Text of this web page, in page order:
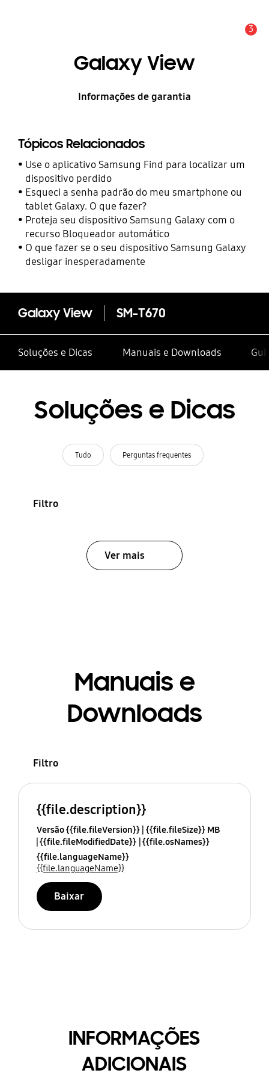
3
Galaxy View
Informações de garantia
Tópicos Relacionados
Use o aplicativo Samsung Find para localizar um
dispositivo perdido
Esqueci a senha padrão do meu smartphone ou
tablet Galaxy. O que fazer?
Proteja seu dispositivo Samsung Galaxy com o
recurso Bloqueador automático
O que fazer se o seu dispositivo Samsung Galaxy
desligar inesperadamente
Galaxy View SM-T670
Soluções e Dicas Manuais e Downloads
Soluções e Dicas
Tudo Perguntas frequentes
Filtro
Ver mais
Manuais e
Downloads
Filtro
{{file.description}}
Versão {{file.fileVersion}} {{file.fileSize}} MB
{{file.fileModifiedDate}} {{file.osNames}}
{{file.languageName}}
{{file.languageName}}
Baixar
INFORMAÇÕES
ADICIONAIS